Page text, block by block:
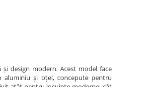
design modern. Acest model face
și oțel, concepute pentru